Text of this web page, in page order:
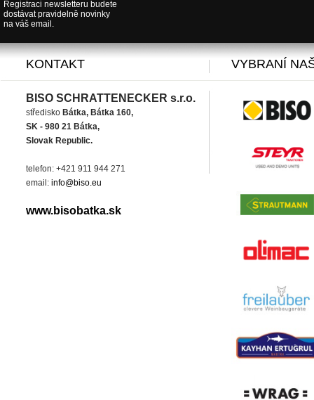
Registraci newsletteru budete
dostávat pravidelně novinky
na váš email.
KONTAKT
BISO SCHRATTENECKER s.r.o.
středisko Bátka, Bátka 160,
SK - 980 21 Bátka,
Slovak Republic.
telefon: +421 911 944 271
email: info@biso.eu
www.bisobatka.sk
VYBRANÍ